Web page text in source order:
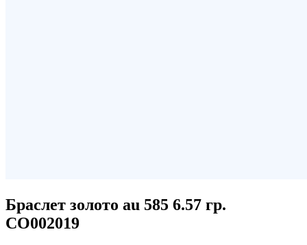
Браслет золото au 585 6.57 гр.
СО002019